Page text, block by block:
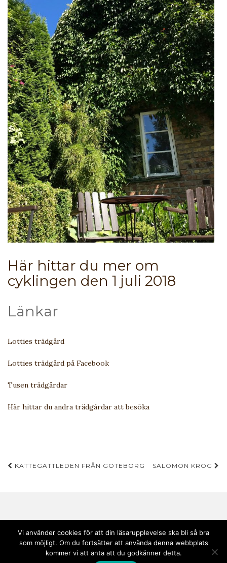
Här hittar du mer om
cyklingen den 1 juli 2018
Länkar
Lotties trädgård
Lotties trädgård på Facebook
Tusen trädgårdar
Här hittar du andra trädgårdar att besöka
Inläggsnavigering
KATTEGATTLEDEN FRÅN GÖTEBORG SALOMON KROG
Copyright © 2020 Andebark | Tema avColorlibdrivs med WordPress
Vi använder cookies för att din läsarupplevelse ska bli så bra
som möjligt. Om du fortsätter att använda denna webbplats
kommer vi att anta att du godkänner detta.